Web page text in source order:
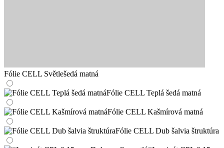
Fólie CELL Světlešedá matná
Fólie CELL Teplá šedá matná
Fólie CELL Kašmírová matná
Fólie CELL Dub šalvia štruktúra